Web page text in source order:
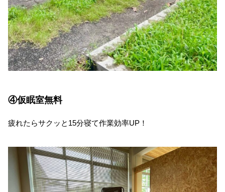
④仮眠室無料
疲れたらサクッと15分寝て作業効率UP！